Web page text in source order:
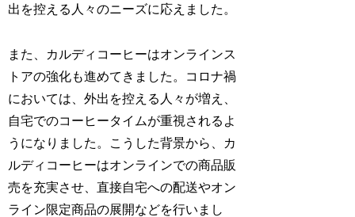
出を控える人々のニーズに応えました。
また、カルディコーヒーはオンラインス
トアの強化も進めてきました。コロナ禍
においては、外出を控える人々が増え、
自宅でのコーヒータイムが重視されるよ
うになりました。こうした背景から、カ
ルディコーヒーはオンラインでの商品販
売を充実させ、直接自宅への配送やオン
ライン限定商品の展開などを行いまし